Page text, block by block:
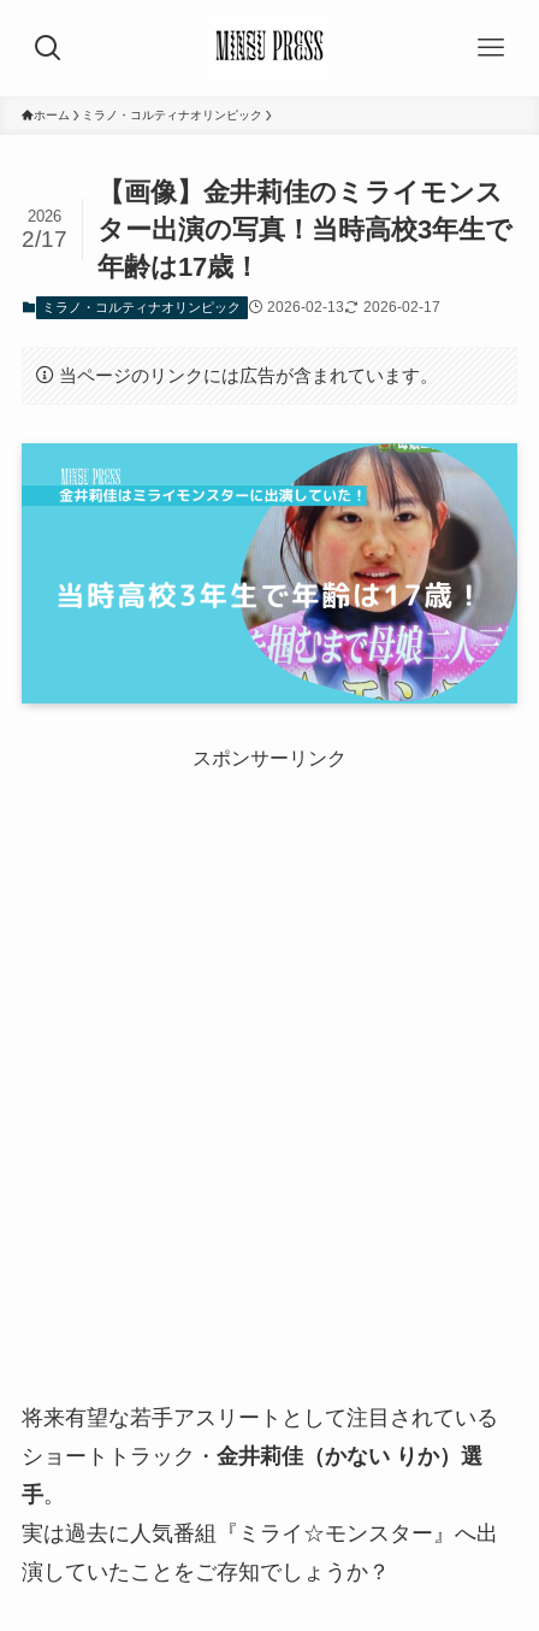
ホーム ミラノ・コルティナオリンピック
【画像】金井莉佳のミライモンス
ター出演の写真！当時高校3年生で
年齢は17歳！
2026
2/17
ミラノ・コルティナオリンピック 2026-02-13 2026-02-17
当ページのリンクには広告が含まれています。
スポンサーリンク
将来有望な若手アスリートとして注目されている
ショートトラック・ 金井莉佳（かない りか）選
手。
実は過去に人気番組『ミライ☆モンスター』へ出
演していたことをご存知でしょうか？